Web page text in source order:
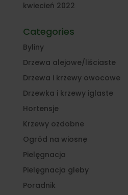
kwiecień 2022
Categories
Byliny
Drzewa alejowe/liściaste
Drzewa i krzewy owocowe
Drzewka i krzewy iglaste
Hortensje
Krzewy ozdobne
Ogród na wiosnę
Pielęgnacja
Pielęgnacja gleby
Poradnik